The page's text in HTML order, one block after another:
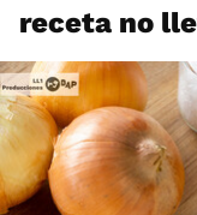
receta no